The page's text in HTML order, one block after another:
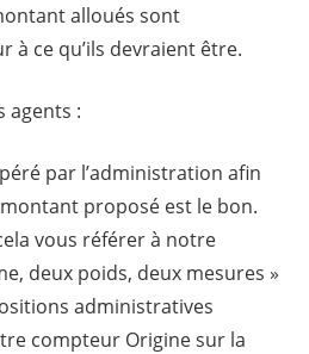
alloués sont
à ce qu’ils devraient être.
agents :
par l’administration afin
proposé est le bon.
vous référer à notre
deux poids, deux mesures »
administratives
compteur Origine sur la